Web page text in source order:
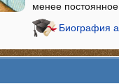
менее
Биография